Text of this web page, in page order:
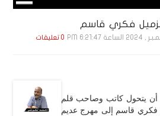
فكري قاسم
0 تعليقات
أن يتحول كاتب وصاحب قلم
فكري قاسم إلى مهرج عديم